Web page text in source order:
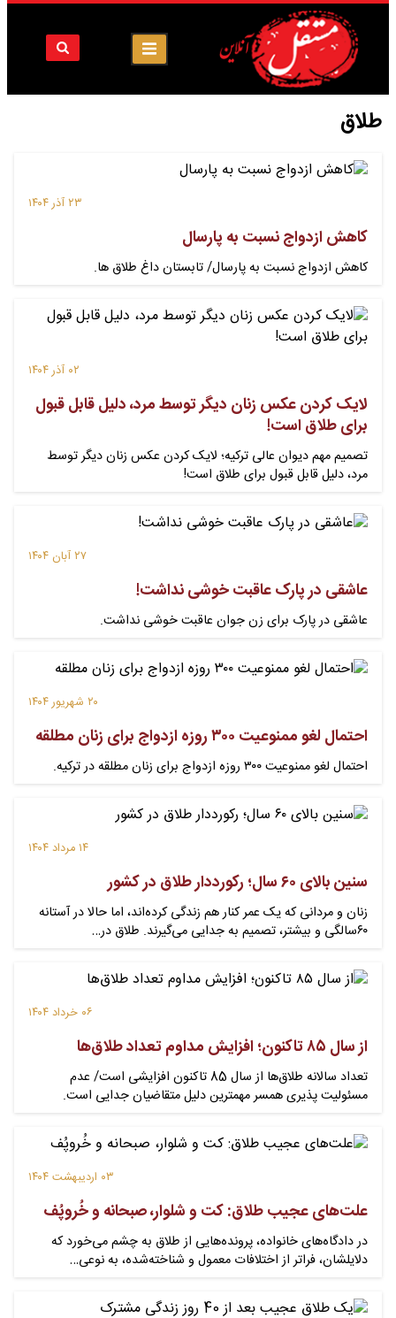
طلاق
۲۳ آذر ۱۴۰۴
کاهش ازدواج‌ نسبت به پارسال
کاهش ازدواج‌ نسبت به پارسال/ تابستان داغ طلاق ها.
۰۲ آذر ۱۴۰۴
لایک کردن عکس زنان دیگر توسط مرد، دلیل قابل قبول
برای طلاق است!
تصمیم مهم دیوان عالی ترکیه؛ لایک کردن عکس زنان دیگر توسط
مرد، دلیل قابل قبول برای طلاق است!
۲۷ آبان ۱۴۰۴
عاشقی در پارک عاقبت خوشی نداشت!
عاشقی در پارک برای زن جوان عاقبت خوشی نداشت.
۲۰ شهریور ۱۴۰۴
احتمال لغو ممنوعیت ۳۰۰ روزه ازدواج برای زنان مطلقه
احتمال لغو ممنوعیت ۳۰۰ روزه ازدواج برای زنان مطلقه در ترکیه.
۱۴ مرداد ۱۴۰۴
سنین بالای ۶۰ سال؛ رکورددار طلاق در کشور
زنان و مردانی که یک عمر کنار هم زندگی کرده‌اند، اما حالا در آستانه
۶۰سالگی و بیشتر، تصمیم به جدایی می‌گیرند. طلاق در…
۰۶ خرداد ۱۴۰۴
از سال ۸۵ تاکنون؛ افزایش مداوم تعداد طلاق‌ها
تعداد سالانه طلاق‌ها از سال 85 تاکنون افزایشی است/ عدم
مسئولیت پذیری همسر مهمترین دلیل متقاضیان جدایی است.
۰۳ اردیبهشت ۱۴۰۴
علت‌های عجیب طلاق: کت و شلوار، صبحانه و خُروپُف
در دادگاه‌های خانواده، پرونده‌هایی از طلاق به چشم می‌خورد که
دلایلشان، فراتر از اختلافات معمول و شناخته‌شده، به نوعی…